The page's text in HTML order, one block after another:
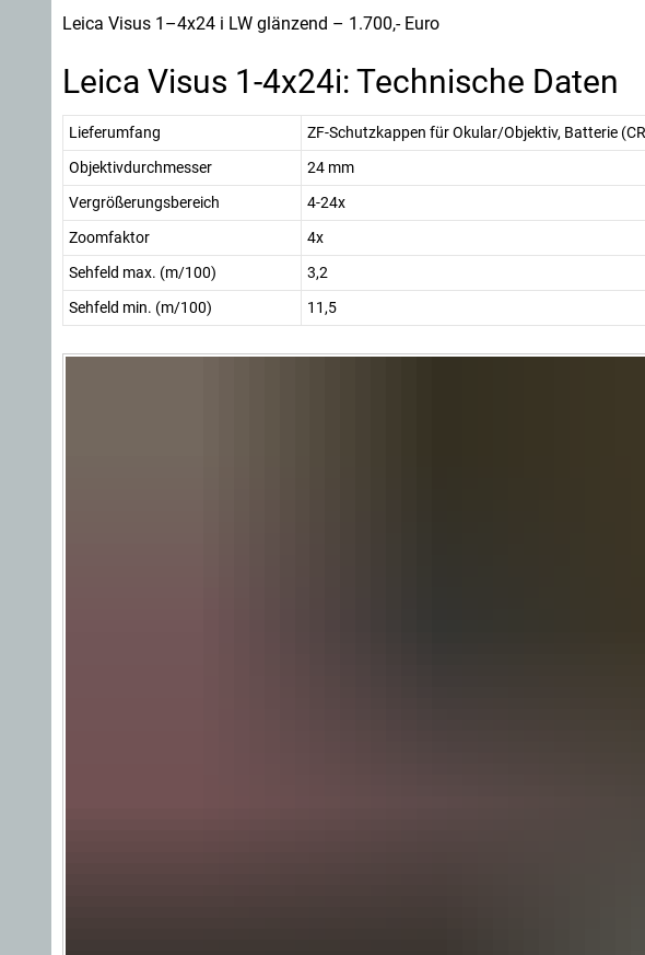
Leica Visus 1–4x24 i LW glänzend – 1.700,- Euro
Leica Visus 1-4x24i: Technische Daten
Lieferumfang
ZF-Schutzkappen für Okular/Objektiv, Batterie
Objektivdurchmesser
24 mm
Vergrößerungsbereich
4-24x
Zoomfaktor
4x
Sehfeld max. (m/100)
3,2
Sehfeld min. (m/100)
11,5